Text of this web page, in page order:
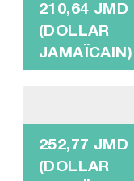
210,64 JMD
(DOLLAR
JAMAÏCAIN)
252,77 JMD
(DOLLAR